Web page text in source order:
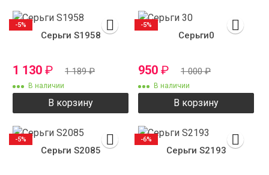
Серьги S1958
1 130 ₽ 1 189₽
В наличии
В корзину
-5%
Серьги0
950 ₽ 1 000₽
В наличии
В корзину
-5%
Серьги S2085
-5%
Серьги S2193
-6%